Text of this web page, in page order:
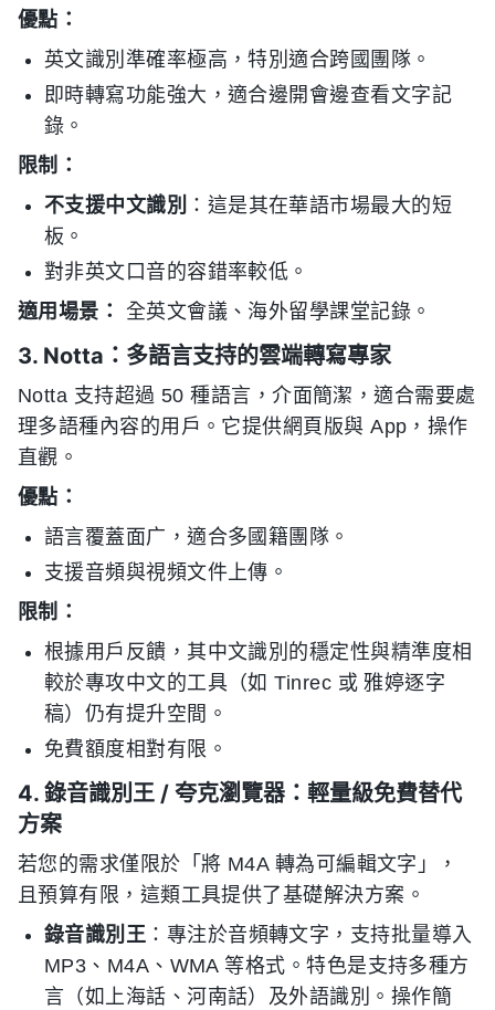
優點：
英文識別準確率極高，特別適合跨國團隊。
即時轉寫功能強大，適合邊開會邊查看文字記
錄。
限制：
不支援中文識別 ：這是其在華語市場最大的短
板。
對非英文口音的容錯率較低。
適用場景：
全英文會議、海外留學課堂記錄。
3. Notta：多語言支持的雲端轉寫專家
Notta 支持超過 50 種語言，介面簡潔，適合需要處
理多語種內容的用戶。它提供網頁版與 App，操作
直觀。
優點：
語言覆蓋面广，適合多國籍團隊。
支援音頻與視頻文件上傳。
限制：
根據用戶反饋，其中文識別的穩定性與精準度相
較於專攻中文的工具（如 Tinrec 或 雅婷逐字
稿）仍有提升空間。
免費額度相對有限。
4. 錄音識別王 / 夸克瀏覽器：輕量級免費替代
方案
若您的需求僅限於「將 M4A 轉為可編輯文字」，
且預算有限，這類工具提供了基礎解決方案。
錄音識別王 ：專注於音頻轉文字，支持批量導入
MP3、M4A、WMA 等格式。特色是支持多種方
言（如上海話、河南話）及外語識別。操作簡